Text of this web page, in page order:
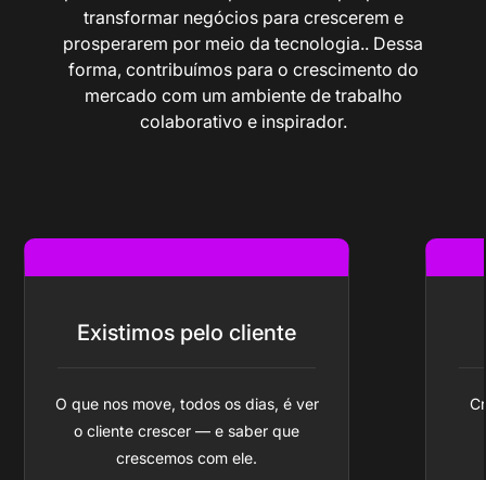
transformar negócios para crescerem e
prosperarem por meio da tecnologia.. Dessa
forma, contribuímos para o crescimento do
mercado com um ambiente de trabalho
colaborativo e inspirador.
Existimos pelo cliente
O que nos move, todos os dias, é ver
o cliente crescer — e saber que
crescemos com ele.